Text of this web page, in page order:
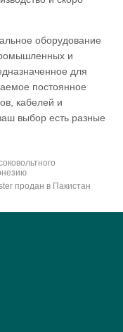
продан в Пакистан